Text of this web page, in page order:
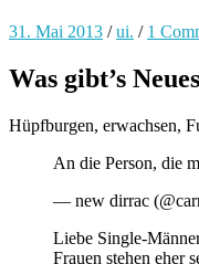
31. Mai 2013 /ui. / 1
Was gibt’s
Hüpfburgen, erwachsen,
An die Person, die
— new dirrac
Liebe Single-
Frauen stehen eher